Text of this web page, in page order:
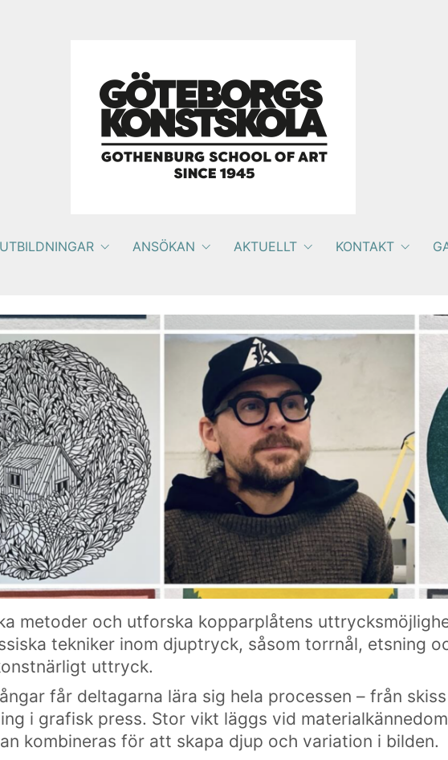
UTBILDNINGAR ANSÖKAN AKTUELLT KONTAKT
metoder och utforska kopparplåtens
tekniker inom djuptryck, såsom torrnål, etsning
uttryck.
får deltagarna lära sig hela processen – från
i grafisk press. Stor vikt läggs vid
kombineras för att skapa djup och variation i bilden.